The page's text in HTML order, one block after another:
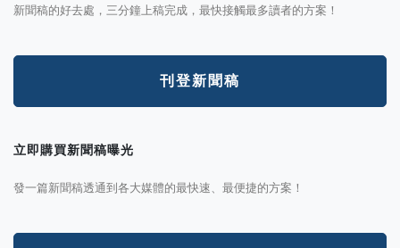
新聞稿的好去處，三分鐘上稿完成，最快接觸最多讀者的方案！
刊登新聞稿
立即購買新聞稿曝光
發一篇新聞稿透通到各大媒體的最快速、最便捷的方案！